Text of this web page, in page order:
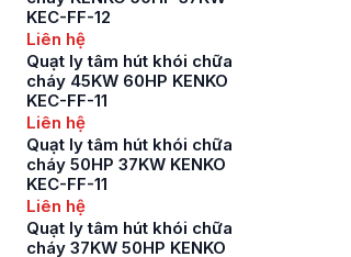
KEC-FF-12
Liên hệ
Quạt ly tâm hút khói chữa
cháy 45KW 60HP KENKO
KEC-FF-11
Liên hệ
Quạt ly tâm hút khói chữa
cháy 50HP 37KW KENKO
KEC-FF-11
Liên hệ
Quạt ly tâm hút khói chữa
cháy 37KW 50HP KENKO